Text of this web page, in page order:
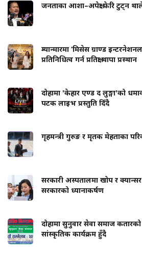
जनताका आशा–अपेक्षा फेरि टुट्न
म्यान्मारमा ‘मिसेस ग्राण्ड
प्रतिनिधित्व गर्न प्रतिक्षा थापा प्रस्थान
दोहामा 'केहार एण्ड द लुङ्गा'को
पटक लाइभ प्रस्तुति दिँदै
गृहमन्त्री गुरुङ र मृतक मेहताका
सरकारी अस्पतालमा खोप र
सरकारको ध्यानाकर्षण
दोहामा सुनुवार सेवा समाज
सांस्कृतिक कार्यक्रम हुँदै